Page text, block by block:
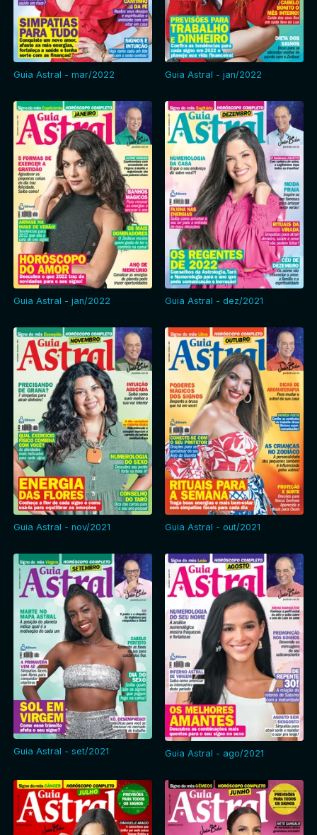
Guia Astral - mar/2022 Guia Astral - jan/2022
Guia Astral - jan/2022 Guia Astral - dez/2021
Guia Astral - nov/2021 Guia Astral - out/2021
Guia Astral - set/2021 Guia Astral - ago/2021